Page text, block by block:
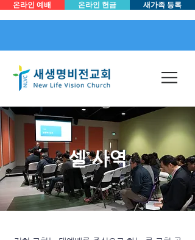
온라인 예배 온라인 헌금 새가족 등록
​셀 사역